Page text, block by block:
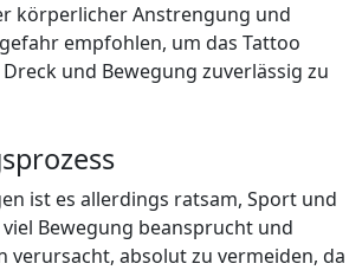
körperlicher Anstrengung und
empfohlen, um das Tattoo
und Bewegung zuverlässig zu
ist es allerdings ratsam, Sport und
Bewegung beansprucht und
verursacht, absolut zu vermeiden, da